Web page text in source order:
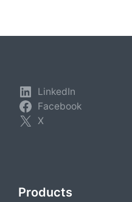
LinkedIn
Facebook
X
Products